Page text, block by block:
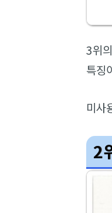
3위
특징
미사
2